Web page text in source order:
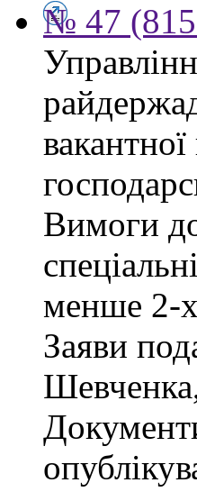
№ 47
Вимоги
менше 2-х
Заяви